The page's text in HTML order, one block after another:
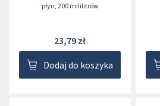
płyn, 200 mililitrów
23,79 zł
Dodaj do koszyka